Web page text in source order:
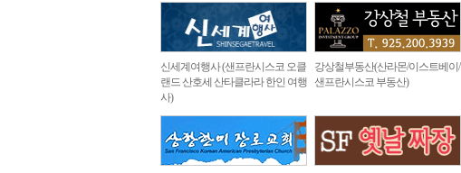
신세계여행사 (샌프란시스코 오클
랜드 산호세 산타클라라 한인 여행
사)
강상철부동산(산라몬/이스트베이/
샌프란시스코 부동산)